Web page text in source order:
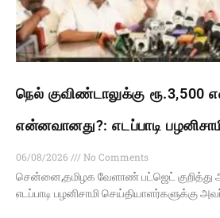
நெல் குவிண்டாலுக்கு ரூ.3,500
என்னவானது?: எடப்பாடி
06/08/2026
No Comments
சென்னை,தமிழக வேளாண் பட்ஜெட் குறித்து
எடப்பாடி பழனிசாமி செய்தியாளர்களுக்கு